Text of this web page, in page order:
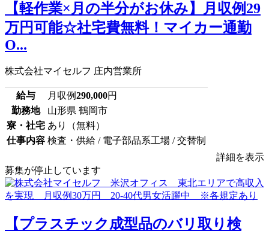
【軽作業×月の半分がお休み】月収例29
万円可能☆社宅費無料！マイカー通勤
O...
株式会社マイセルフ 庄内営業所
給与 月収例290,000円
勤務地
山形県 鶴岡市
寮・社宅 あり（無料）
仕事内容 検査・供給 / 電子部品系工場 / 交替制
詳細を表示
募集が停止しています
【プラスチック成型品のバリ取り検